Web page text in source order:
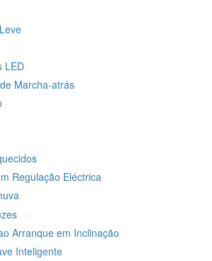
LED
Marcha-atrás
Regulação Eléctrica
Arranque em Inclinação
Inteligente